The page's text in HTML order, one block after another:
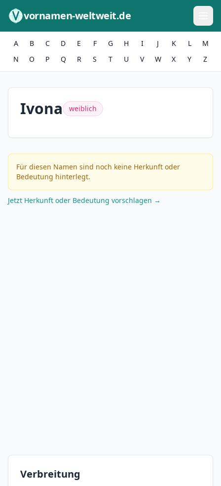
vornamen-weltweit.de
A B C D E F G H I J K L
M
N
O P Q R S T U V W X Y Z
Ivona weiblich
Für diesen Namen sind noch keine Herkunft oder
Bedeutung hinterlegt.
Jetzt Herkunft oder Bedeutung vorschlagen →
Verbreitung